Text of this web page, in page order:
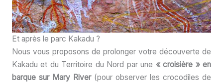
Et après le parc Kakadu ?
Nous vous proposons de prolonger votre découverte de
Kakadu et du Territoire du Nord par une « croisière » en
barque sur Mary River(pour observer les crocodiles de